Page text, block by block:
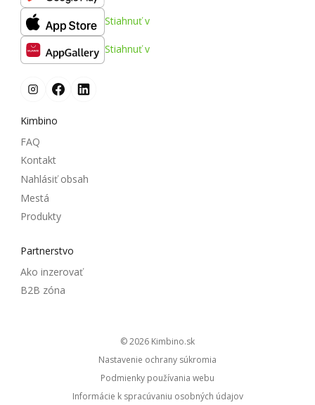
Stiahnuť v
Stiahnuť v
Kimbino
FAQ
Kontakt
Nahlásiť obsah
Mestá
Produkty
Partnerstvo
Ako inzerovať
B2B zóna
© 2026
kimbino.sk
Nastavenie ochrany súkromia
Podmienky používania webu
Informácie k spracúvaniu osobných údajov